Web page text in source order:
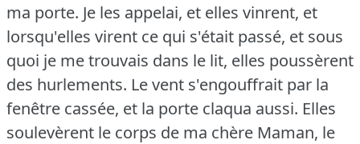
ma porte. Je les appelai, et elles vinrent, et
lorsqu'elles virent ce qui s'était passé, et sous
quoi je me trouvais dans le lit, elles poussèrent
des hurlements. Le vent s'engouffrait par la
fenêtre cassée, et la porte claqua aussi. Elles
soulevèrent le corps de ma chère Maman, le